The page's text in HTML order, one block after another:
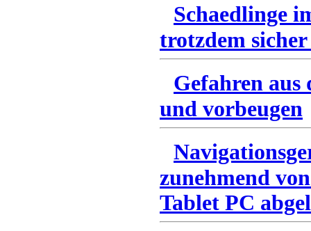
Schaedlinge
trotzdem
Gefahren
und vorbeugen
zunehmend
Tablet PC